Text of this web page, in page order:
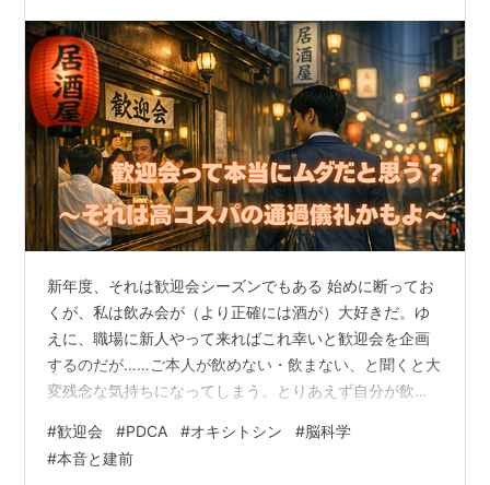
新年度、それは歓迎会シーズンでもある 始めに断ってお
くが、私は飲み会が（より正確には酒が）大好きだ。ゆ
えに、職場に新人やって来ればこれ幸いと歓迎会を企画
するのだが……ご本人が飲めない・飲まない、と聞くと大
変残念な気持ちになってしまう。とりあえず自分が飲み
うな半ば強制された飲み会、昨今の若者には好まれない
という言説もあるようだ。もし、配属された新人さんか
#歓迎会 #PDCA #オキシトシン #脳科学
#本音と建前